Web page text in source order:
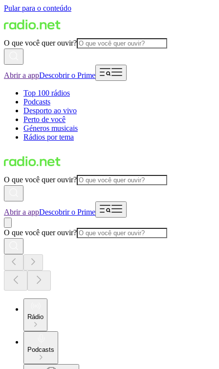
Pular para o conteúdo
O que você quer ouvir?
Abrir a appDescobrir o Prime
Top 100 rádios
Podcasts
Desporto ao vivo
Perto de você
Géneros musicais
Rádios por tema
O que você quer ouvir?
Abrir a appDescobrir o Prime
O que você quer ouvir?
Rádio
Podcasts